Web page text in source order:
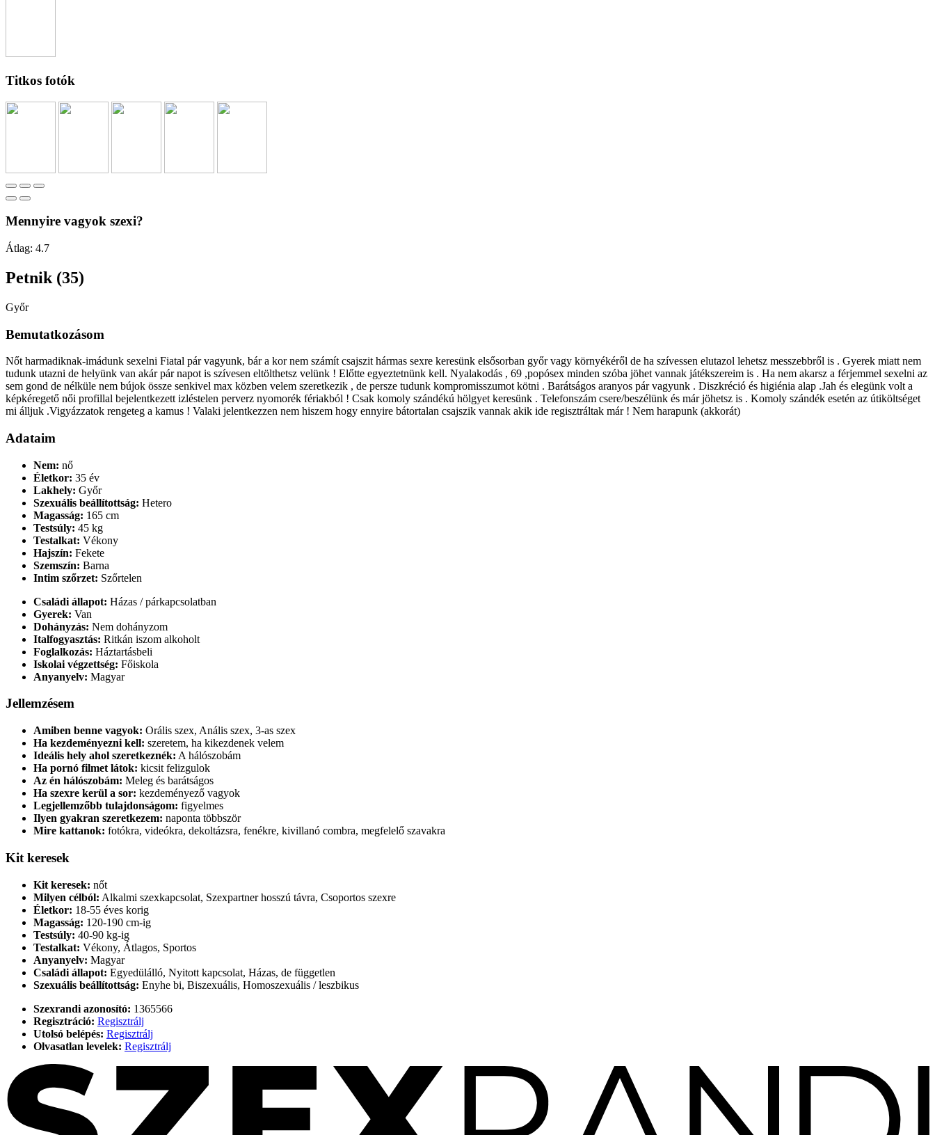
Titkos fotók
Mennyire vagyok szexi?
Átlag: 4.7
Petnik (35)
Győr
Bemutatkozásom
Nőt harmadiknak-imádunk sexelni Fiatal pár vagyunk, bár a kor nem számít csajszit hármas sexre keresünk elsősorban győr vagy környékéről de ha szívessen elutazol lehetsz messzebbről is . Gyerek miatt nem
tudunk utazni de helyünk van akár pár napot is szívesen eltölthetsz velünk ! Előtte egyeztetnünk kell. Nyalakodás , 69 ,popósex minden szóba jöhet vannak játékszereim is . Ha nem akarsz a férjemmel sexelni az
sem gond de nélküle nem bújok össze senkivel max közben velem szeretkezik , de persze tudunk kompromisszumot kötni . Barátságos aranyos pár vagyunk . Diszkréció és higiénia alap .Jah és elegünk volt a
képkéregető női profillal bejelentkezett izléstelen perverz nyomorék fériakból ! Csak komoly szándékú hölgyet keresünk . Telefonszám csere/beszélünk és már jöhetsz is . Komoly szándék esetén az útiköltséget
mi álljuk .Vigyázzatok rengeteg a kamus ! Valaki jelentkezzen nem hiszem hogy ennyire bátortalan csajszik vannak akik ide regisztráltak már ! Nem harapunk (akkorát)
Adataim
Nem: nő
Életkor: 35 év
Lakhely: Győr
Szexuális beállítottság: Hetero
Magasság: 165 cm
Testsúly: 45 kg
Testalkat: Vékony
Hajszín: Fekete
Szemszín: Barna
Intim szőrzet: Szőrtelen
Családi állapot: Házas / párkapcsolatban
Gyerek: Van
Dohányzás: Nem dohányzom
Italfogyasztás: Ritkán iszom alkoholt
Foglalkozás: Háztartásbeli
Iskolai végzettség: Főiskola
Anyanyelv: Magyar
Jellemzésem
Amiben benne vagyok: Orális szex, Anális szex, 3-as szex
Ha kezdeményezni kell: szeretem, ha kikezdenek velem
Ideális hely ahol szeretkeznék: A hálószobám
Ha pornó filmet látok: kicsit felizgulok
Az én hálószobám: Meleg és barátságos
Ha szexre kerül a sor: kezdeményező vagyok
Legjellemzőbb tulajdonságom: figyelmes
Ilyen gyakran szeretkezem: naponta többször
Mire kattanok: fotókra, videókra, dekoltázsra, fenékre, kivillanó combra, megfelelő szavakra
Kit keresek
Kit keresek: nőt
Milyen célból: Alkalmi szexkapcsolat, Szexpartner hosszú távra, Csoportos szexre
Életkor: 18-55 éves korig
Magasság: 120-190 cm-ig
Testsúly: 40-90 kg-ig
Testalkat: Vékony, Átlagos, Sportos
Anyanyelv: Magyar
Családi állapot: Egyedülálló, Nyitott kapcsolat, Házas, de független
Szexuális beállítottság: Enyhe bi, Biszexuális, Homoszexuális / leszbikus
Szexrandi azonosító: 1365566
Regisztráció: Regisztrálj
Utolsó belépés: Regisztrálj
Olvasatlan levelek: Regisztrálj